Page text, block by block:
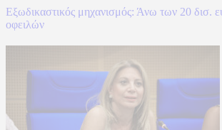
Εξωδικαστικός μηχανισμός: Άνω των 20 δισ.
οφειλών